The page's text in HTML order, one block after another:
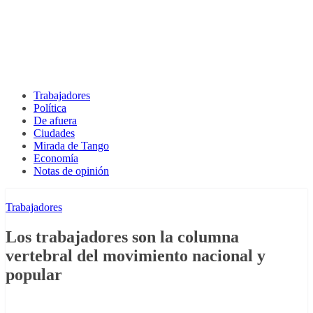
Trabajadores
Política
De afuera
Ciudades
Mirada de Tango
Economía
Notas de opinión
Trabajadores
Los trabajadores son la columna
vertebral del movimiento nacional y
popular